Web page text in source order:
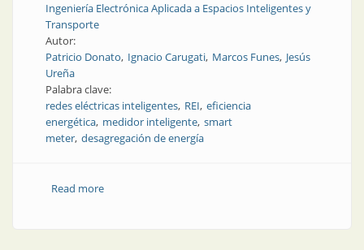
Ingeniería Electrónica Aplicada a Espacios Inteligentes y
Transporte
Autor:
Patricio Donato Ignacio Carugati Marcos Funes Jesús
Ureña
Palabra clave:
redes eléctricas inteligentes REI eficiencia
energética medidor inteligente smart
meter desagregación de energía
Read moreabout Desagregación no intrusiva de consumos